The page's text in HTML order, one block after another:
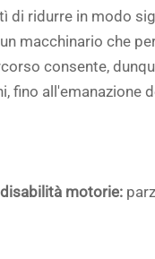
di ridurre in modo
macchinario che
consente,
fino
motorie: